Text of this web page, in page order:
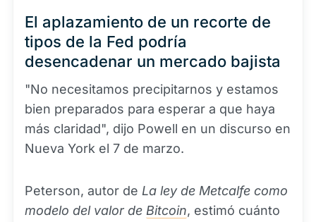
El aplazamiento de un recorte de
tipos de la Fed podría
desencadenar un mercado bajista
"No necesitamos precipitarnos y estamos
bien preparados para esperar a que haya
más claridad", dijo Powell en un discurso en
Nueva York el 7 de marzo.
Peterson, autor de La ley de Metcalfe como
modelo del valor de Bitcoin, estimó cuánto